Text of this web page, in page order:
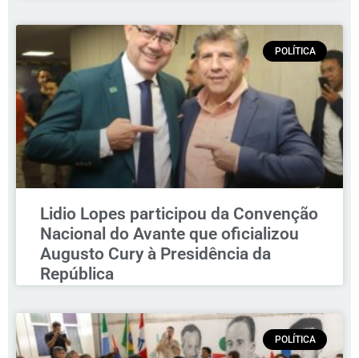
POLÍTICA
Lidio Lopes participou da Convenção
Nacional do Avante que oficializou
Augusto Cury à Presidência da
República
POLÍTICA